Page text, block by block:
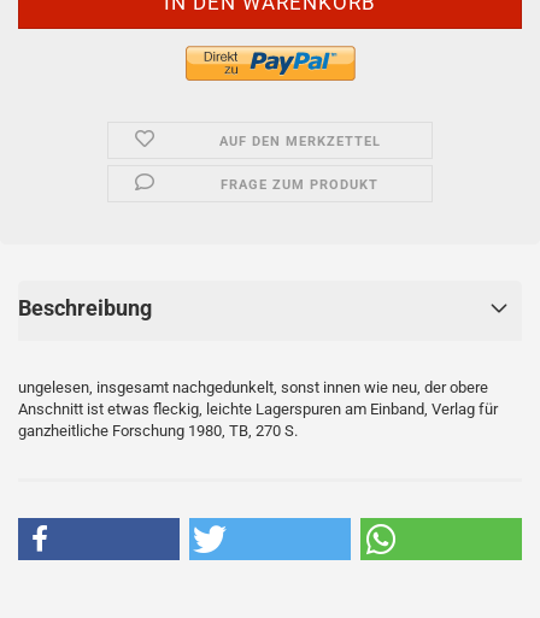
AUF DEN MERKZETTEL
FRAGE ZUM PRODUKT
Beschreibung
ungelesen, insgesamt nachgedunkelt, sonst innen wie neu, der obere
Anschnitt ist etwas fleckig, leichte Lagerspuren am Einband, Verlag für
ganzheitliche Forschung 1980, TB, 270 S.